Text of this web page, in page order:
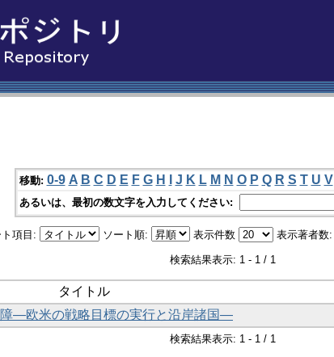
移動: 0-9 A B C D E F G H J K L M N O P Q R S T U V
あるいは、最初の数文字を入力してください:
ト項目: ソート順: 表示件数 表示著者数:
検索結果表示: 1 - 1 / 1
タイトル
―欧米の戦略目標の実行と沿岸諸国―
検索結果表示: 1 - 1 / 1